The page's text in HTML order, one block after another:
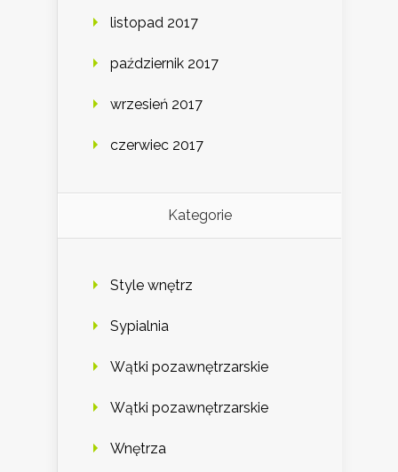
listopad 2017
październik 2017
wrzesień 2017
czerwiec 2017
Kategorie
Style wnętrz
Sypialnia
Wątki pozawnętrzarskie
Wątki pozawnętrzarskie
Wnętrza